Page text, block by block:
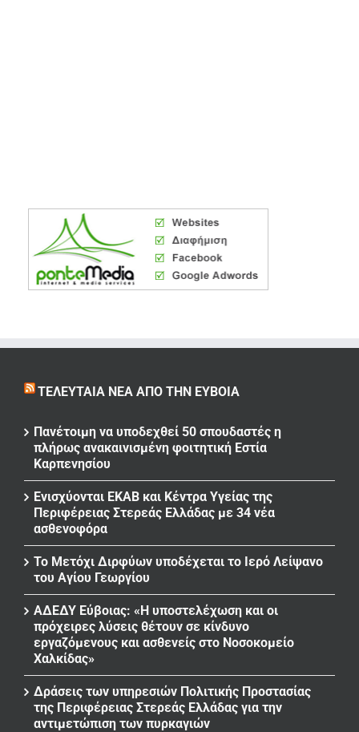
ΤΕΛΕΥΤΑΊΑ ΝΈΑ ΑΠΌ ΤΗΝ ΕΎΒΟΙΑ
Πανέτοιμη να υποδεχθεί 50 σπουδαστές η
πλήρως ανακαινισμένη φοιτητική Εστία
Καρπενησίου
Ενισχύονται ΕΚΑΒ και Κέντρα Υγείας της
Περιφέρειας Στερεάς Ελλάδας με 34 νέα
ασθενοφόρα
Το Μετόχι Διρφύων υποδέχεται το Ιερό Λείψανο
του Αγίου Γεωργίου
ΑΔΕΔΥ Εύβοιας: «Η υποστελέχωση και οι
πρόχειρες λύσεις θέτουν σε κίνδυνο
εργαζόμενους και ασθενείς στο Νοσοκομείο
Χαλκίδας»
Δράσεις των υπηρεσιών Πολιτικής Προστασίας
της Περιφέρειας Στερεάς Ελλάδας για την
αντιμετώπιση των πυρκαγιών